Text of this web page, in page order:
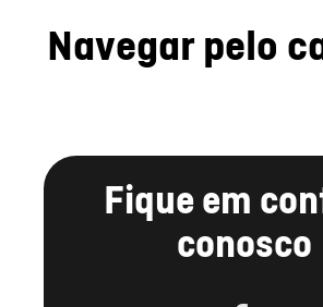
Navegar pelo
Fique em
conosco